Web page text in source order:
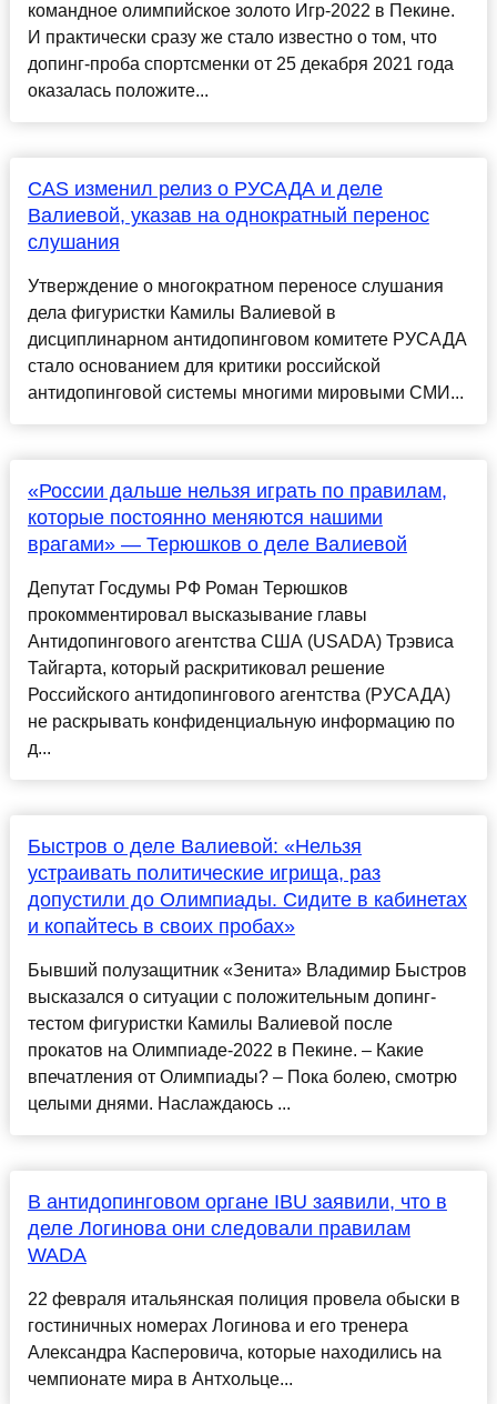
командное олимпийское золото Игр-2022 в Пекине.
И практически сразу же стало известно о том, что
допинг-проба спортсменки от 25 декабря 2021 года
оказалась положите...
CAS изменил релиз о РУСАДА и деле
Валиевой, указав на однократный перенос
слушания
Утверждение о многократном переносе слушания
дела фигуристки Камилы Валиевой в
дисциплинарном антидопинговом комитете РУСАДА
стало основанием для критики российской
антидопинговой системы многими мировыми СМИ...
«России дальше нельзя играть по правилам,
которые постоянно меняются нашими
врагами» — Терюшков о деле Валиевой
Депутат Госдумы РФ Роман Терюшков
прокомментировал высказывание главы
Антидопингового агентства США (USADA) Трэвиса
Тайгарта, который раскритиковал решение
Российского антидопингового агентства (РУСАДА)
не раскрывать конфиденциальную информацию по
д...
Быстров о деле Валиевой: «Нельзя
устраивать политические игрища, раз
допустили до Олимпиады. Сидите в кабинетах
и копайтесь в своих пробах»
Бывший полузащитник «Зенита» Владимир Быстров
высказался о ситуации с положительным допинг-
тестом фигуристки Камилы Валиевой после
прокатов на Олимпиаде-2022 в Пекине. – Какие
впечатления от Олимпиады? – Пока болею, смотрю
целыми днями. Наслаждаюсь ...
В антидопинговом органе IBU заявили, что в
деле Логинова они следовали правилам
WADA
22 февраля итальянская полиция провела обыски в
гостиничных номерах Логинова и его тренера
Александра Касперовича, которые находились на
чемпионате мира в Антхольце...